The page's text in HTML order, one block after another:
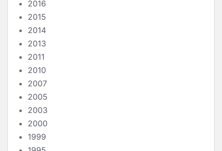
2016
2015
2014
2013
2011
2010
2007
2005
2003
2000
1999